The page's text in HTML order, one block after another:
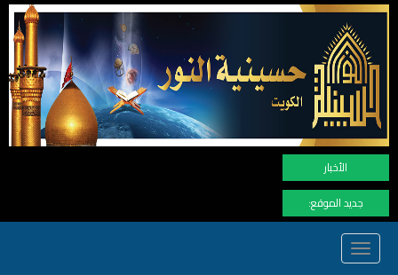
الأخبار
جديد الموقع:
Toggle
navigation